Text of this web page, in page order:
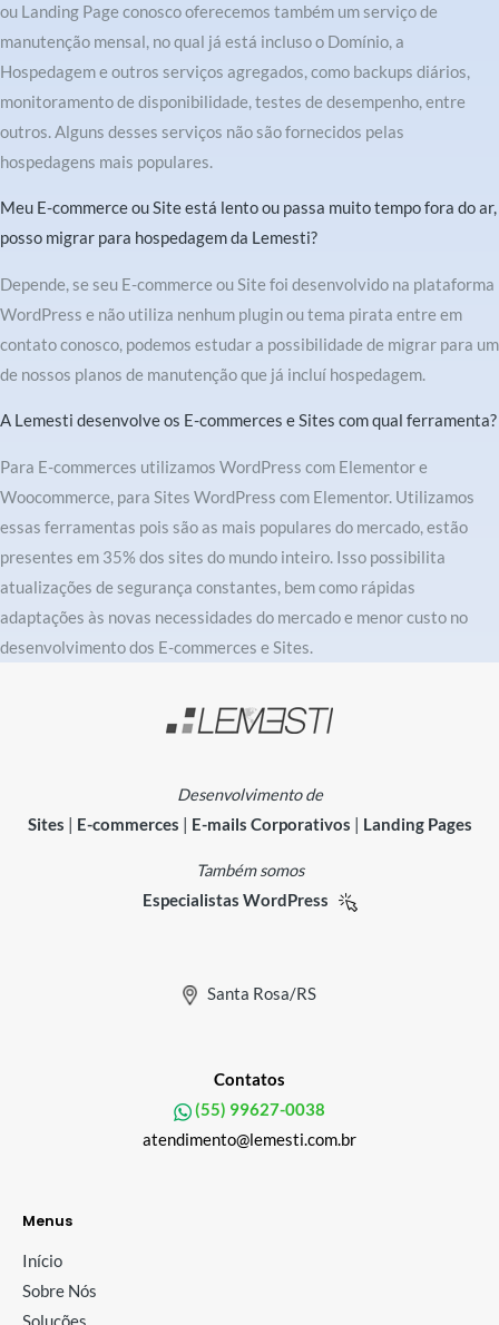
ou Landing Page conosco oferecemos também um serviço de
manutenção mensal, no qual já está incluso o Domínio, a
Hospedagem e outros serviços agregados, como backups diários,
monitoramento de disponibilidade, testes de desempenho, entre
outros. Alguns desses serviços não são fornecidos pelas
hospedagens mais populares.
Meu E-commerce ou Site está lento ou passa muito tempo fora do ar,
posso migrar para hospedagem da Lemesti?
Depende, se seu E-commerce ou Site foi desenvolvido na plataforma
WordPress e não utiliza nenhum plugin ou tema pirata entre em
contato conosco, podemos estudar a possibilidade de migrar para um
de nossos planos de manutenção que já incluí hospedagem.
A Lemesti desenvolve os E-commerces e Sites com qual ferramenta?
Para E-commerces utilizamos WordPress com Elementor e
Woocommerce, para Sites WordPress com Elementor. Utilizamos
essas ferramentas pois são as mais populares do mercado, estão
presentes em 35% dos sites do mundo inteiro. Isso possibilita
atualizações de segurança constantes, bem como rápidas
adaptações às novas necessidades do mercado e menor custo no
desenvolvimento dos E-commerces e Sites.
Desenvolvimento de
Sites
E-commerces E-mails Corporativos Landing Pages
Também somos
Especialistas WordPress
Santa Rosa/RS
Contatos
(55) 99627-0038
atendimento@lemesti.com.br
Menus
Início
Sobre Nós